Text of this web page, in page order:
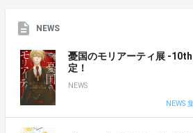
NEWS
憂国のモリアーティ展 -
定！
NEWS
NEWS